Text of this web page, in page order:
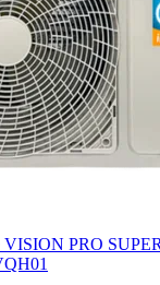
VISION PRO